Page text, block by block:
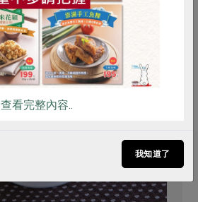
查看完整內容..
我知道了